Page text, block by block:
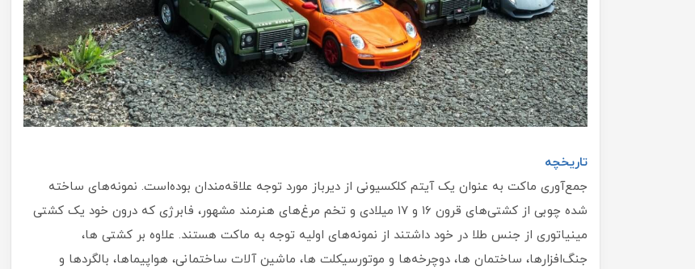
تاریخچه
جمع‌آوری ماکت به عنوان یک آیتم کلکسیونی از دیرباز مورد توجه علاقه‌مندان بوده‌است. نمونه‌های ساخته
شده چوبی از کشتی‌های قرون ۱۶ و ۱۷ میلادی و تخم مرغ‌های هنرمند مشهور، فابرژی که درون خود یک کشتی
مینیاتوری از جنس طلا در خود داشتند از نمونه‌های اولیه توجه به ماکت هستند. علاوه بر کشتی ها،
جنگ‌افزارها، ساختمان ها، دوچرخه‌ها و موتورسیکلت ها، ماشین آلات ساختمانی، هواپیماها، بالگردها و